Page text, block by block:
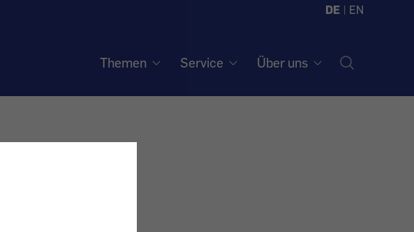
DE | EN
Themen Service Über uns